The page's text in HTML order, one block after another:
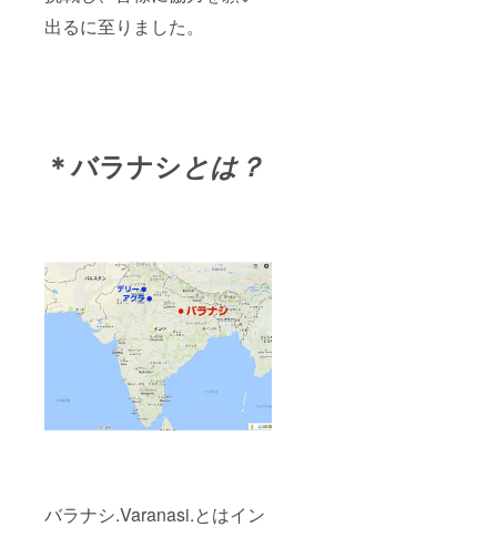
出るに至りました。
＊バラナシとは？
バラナシ.Varanasi.とはイン